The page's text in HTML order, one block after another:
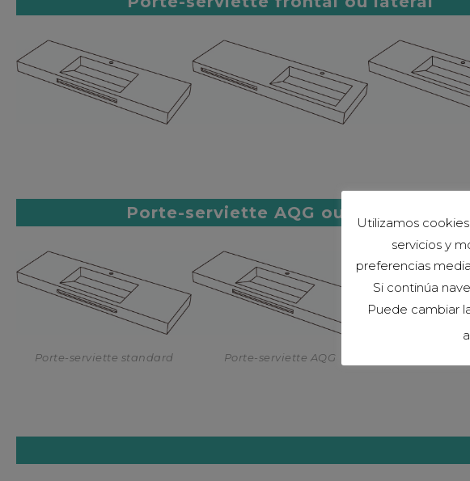
Porte-serviette AQG ou standard
Porte-serviette standard Porte-serviette AQG
Utilizamos
servicios y
preferencias
Si continúa
Puede cambiar